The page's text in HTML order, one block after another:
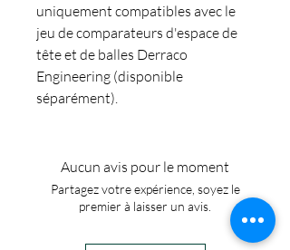
uniquement compatibles avec le
jeu de comparateurs d'espace de
tête et de balles Derraco
Engineering (disponible
séparément).
Aucun avis pour le moment
Partagez votre expérience, soyez le
premier à laisser un avis.